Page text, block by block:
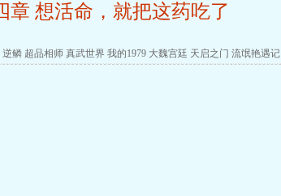
章 想活命，就把这药吃了
逆鳞 超品相师 真武世界 我的1979 大魏宫廷 天启之门 流氓艳遇记